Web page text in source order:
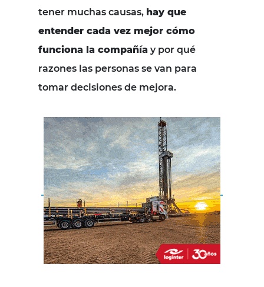
tener muchas causas, hay que
entender cada vez mejor cómo
funciona la compañía y por qué
razones las personas se van para
tomar decisiones de mejora.